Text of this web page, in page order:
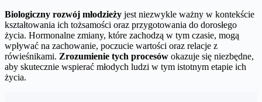
Biologiczny rozwój młodzieży jest niezwykle ważny w kontekście
kształtowania ich tożsamości oraz przygotowania do dorosłego
życia. Hormonalne zmiany, które zachodzą w tym czasie, mogą
wpływać na zachowanie, poczucie wartości oraz relacje z
rówieśnikami. Zrozumienie tych procesów okazuje się niezbędne,
aby skutecznie wspierać młodych ludzi w tym istotnym etapie ich
życia.